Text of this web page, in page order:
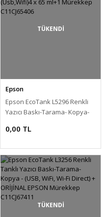
TÜKENDİ
Epson
Epson EcoTank L5296 Renkli
Yazıcı Baskı-Tarama- Kopya-
Mürekkep C11CJ65406
0,00 TL
TÜKENDİ